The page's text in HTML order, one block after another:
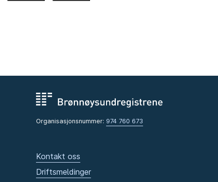
Organisasjonsnummer: 974 760 673
Kontakt oss
Driftsmeldinger